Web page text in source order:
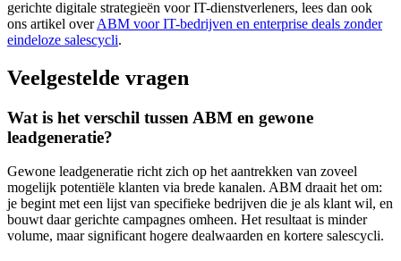
gerichte digitale strategieën voor IT-dienstverleners, lees dan ook
ons artikel overABM voor IT-bedrijven en enterprise deals zonder
eindeloze salescycli.
Veelgestelde vragen
Wat is het verschil tussen ABM en gewone
leadgeneratie?
Gewone leadgeneratie richt zich op het aantrekken van zoveel
mogelijk potentiële klanten via brede kanalen. ABM draait het om:
je begint met een lijst van specifieke bedrijven die je als klant wil, en
bouwt daar gerichte campagnes omheen. Het resultaat is minder
volume, maar significant hogere dealwaarden en kortere salescycli.